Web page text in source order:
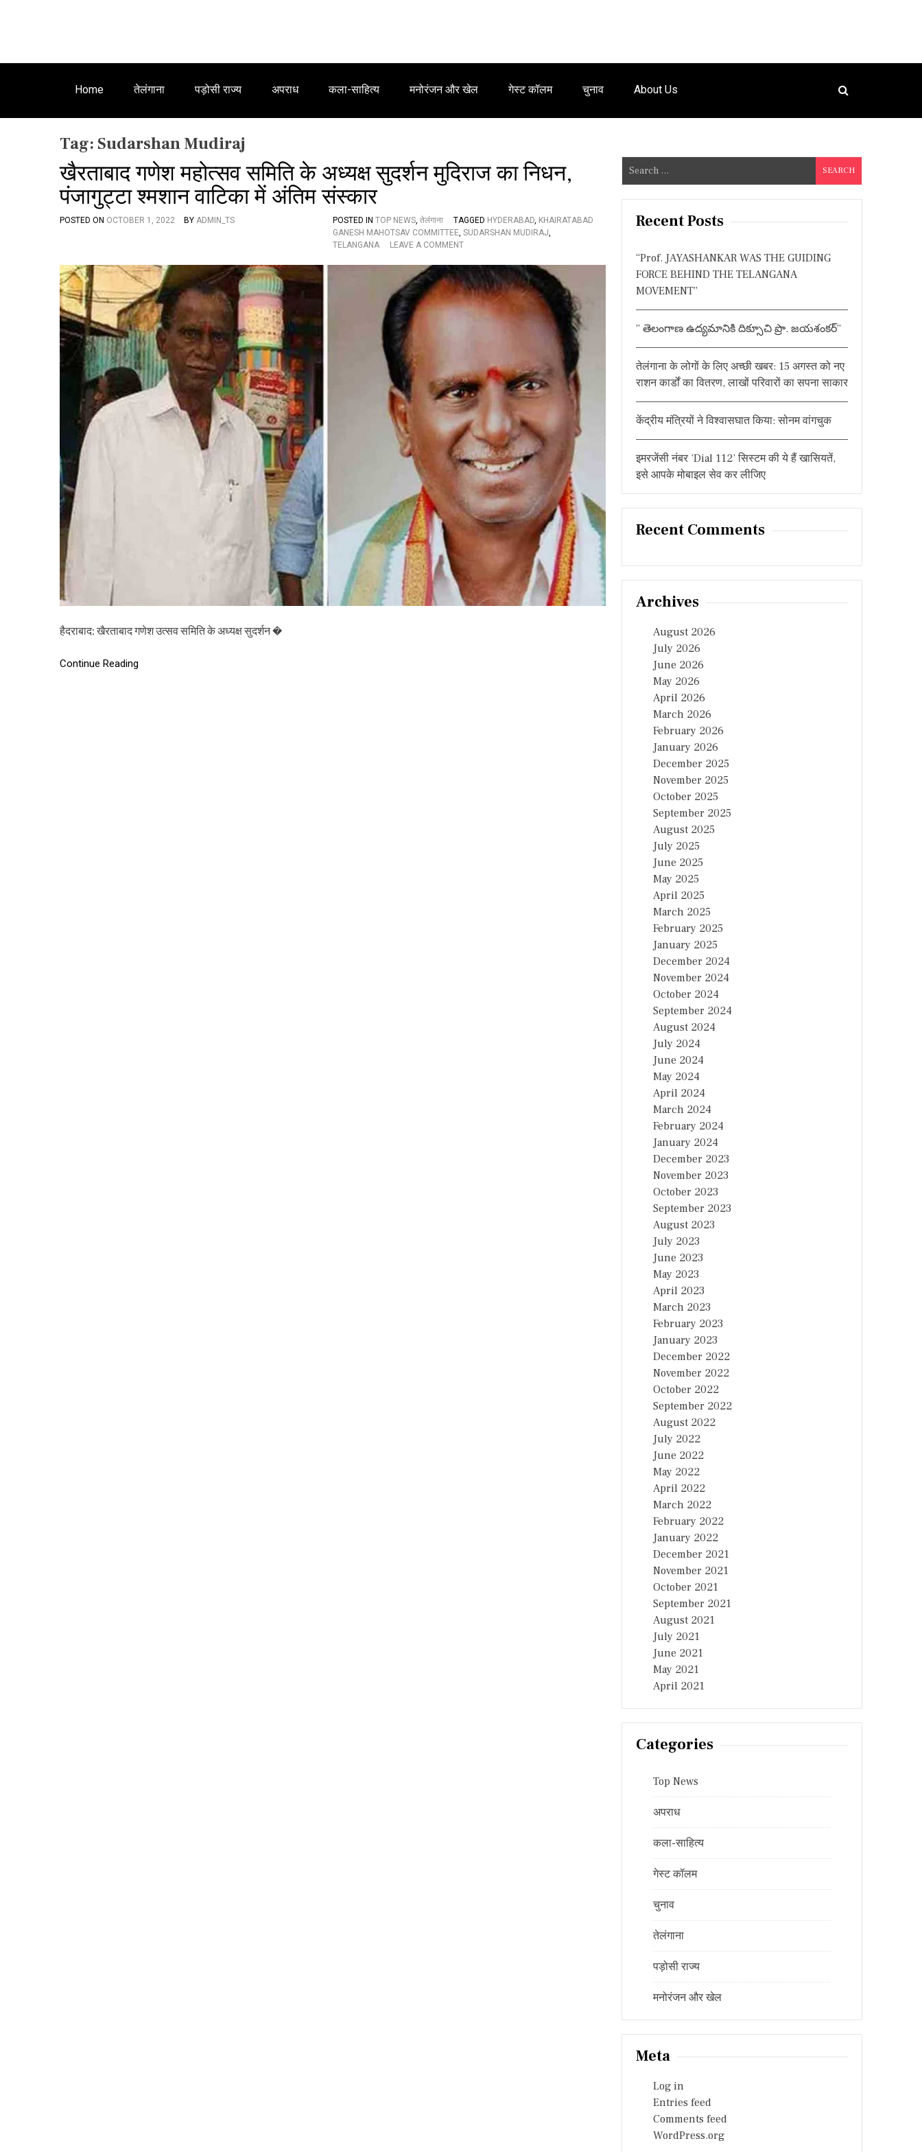
Home तेलंगाना पड़ोसी राज्य अपराध कला-साहित्य मनोरंजन और खेल गेस्ट कॉलम चुनाव About Us
Tag: Sudarshan Mudiraj
खैरताबाद गणेश महोत्सव समिति के अध्यक्ष सुदर्शन मुदिराज का निधन,
पंजागुट्टा श्मशान वाटिका में अंतिम संस्कार
POSTED ON OCTOBER 1, 2022 BY ADMIN_TS POSTED IN TOP NEWS, तेलंगाना TAGGED HYDERABAD, KHAIRATABAD
GANESH MAHOTSAV COMMITTEE, SUDARSHAN MUDIRAJ,
TELANGANA
LEAVE A COMMENTO
र
ता
बा
हो
त्स
व
स
मि
के
अ
सु
का
हैदराबाद: खैरताबाद गणेश उत्सव समिति के अध्यक्ष सुदर्शन �
Continue Reading
e
a
Recent Posts
“Prof. JAYASHANKAR WAS THE GUIDING
FORCE BEHIND THE TELANGANA
MOVEMENT”
” తెలంగాణ ఉద్యమానికి దిక్సూచి ప్రొ. జయశంకర్”
तेलंगाना के लोगों के लिए अच्छी खबर: 15 अगस्त को नए
राशन कार्डों का वितरण, लाखों परिवारों का सपना साकार
केंद्रीय मंत्रियों ने विश्वासघात किया: सोनम वांगचुक
इमरजेंसी नंबर ‘Dial 112’ सिस्टम की ये हैं खासियतें,
इसे आपके मोबाइल सेव कर लीजिए
Recent Comments
Archives
August 2026
July 2026
June 2026
May 2026
April 2026
March 2026
February 2026
January 2026
December 2025
November 2025
October 2025
September 2025
August 2025
July 2025
June 2025
May 2025
April 2025
March 2025
February 2025
January 2025
December 2024
November 2024
October 2024
September 2024
August 2024
July 2024
June 2024
May 2024
April 2024
March 2024
February 2024
January 2024
December 2023
November 2023
October 2023
September 2023
August 2023
July 2023
June 2023
May 2023
April 2023
March 2023
February 2023
January 2023
December 2022
November 2022
October 2022
September 2022
August 2022
July 2022
June 2022
May 2022
April 2022
March 2022
February 2022
January 2022
December 2021
November 2021
October 2021
September 2021
August 2021
July 2021
June 2021
May 2021
April 2021
Categories
Top News
अपराध
कला-साहित्य
गेस्ट कॉलम
चुनाव
तेलंगाना
पड़ोसी राज्य
मनोरंजन और खेल
Meta
Log in
Entries feed
Comments feed
WordPress.org